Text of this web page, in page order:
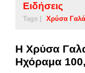
Ειδήσεις
Tags | Χρύσα
Η Χρύσα
Ηχόραμα